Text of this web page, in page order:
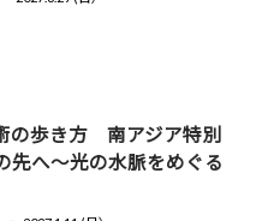
の歩き方 南アジア特別
へ～光の水脈をめぐる